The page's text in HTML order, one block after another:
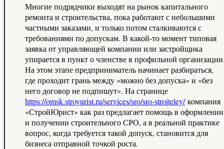
Многие подрядчики выходят на рынок капитального
ремонта и строительства, пока работают с небольшими
частными заказами, и только потом сталкиваются с
требованиями по допускам. В какой-то момент типовая
заявка от управляющей компании или застройщика
упирается в пункт о членстве в профильной
На этом этапе предприниматель начинает разбираться,
где проходит грань между «можно без допуска» и «без
него договор не подпишут». На странице
https://omsk.stroyurist.ru/services/sro/sro-stroiteley/компания
«СтройЮрист» как раз предлагает помощь в оформлении
и получении строительного СРО, а в реальной практике
вопрос, когда требуется такой допуск, становится для
бизнеса отправной точкой роста.